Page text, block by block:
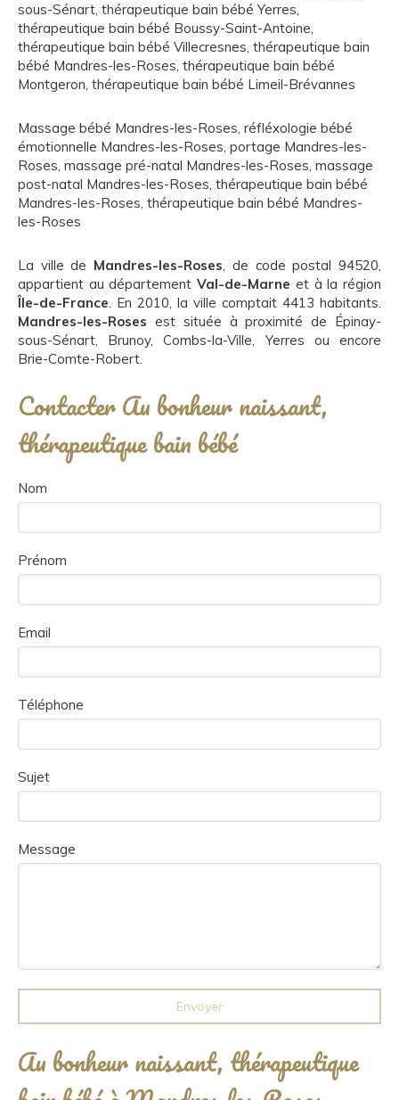
sous-Sénart, thérapeutique bain bébé Yerres,
thérapeutique bain bébé Boussy-Saint-Antoine,
thérapeutique bain bébé Villecresnes, thérapeutique bain
bébé Mandres-les-Roses, thérapeutique bain bébé
Montgeron, thérapeutique bain bébé Limeil-Brévannes
Massage bébé Mandres-les-Roses, réfléxologie bébé
émotionnelle Mandres-les-Roses, portage Mandres-les-
Roses, massage pré-natal Mandres-les-Roses, massage
post-natal Mandres-les-Roses, thérapeutique bain bébé
Mandres-les-Roses, thérapeutique bain bébé Mandres-
les-Roses
La ville de Mandres-les-Roses, de code postal 94520,
appartient au départementVal-de-Marne et à la région
Île-de-France. En 2010, la ville comptait 4413 habitants.
Mandres-les-Roses est située à proximité de Épinay-
sous-Sénart, Brunoy, Combs-la-Ville, Yerres ou encore
Brie-Comte-Robert.
Contacter Au bonheur naissant,
thérapeutique bain bébé
Nom
Prénom
Email
Téléphone
Sujet
Message
Envoyer
Au bonheur naissant, thérapeutique